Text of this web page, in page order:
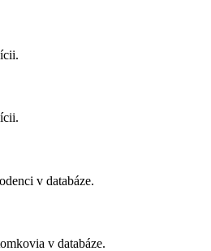
v databáze.
v databáze.